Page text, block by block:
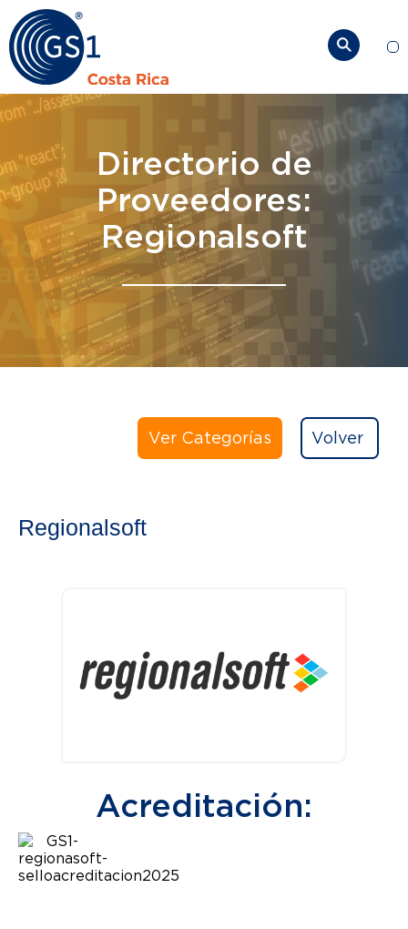
Directorio de
Proveedores:
Regionalsoft
Ver Categorías Volver
Regionalsoft
Acreditación: